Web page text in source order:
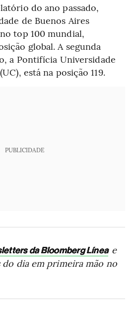
do ano passado,
de Buenos Aires
top 100 mundial,
global. A segunda
a Pontifícia Universidade
está na posição 119.
PUBLICIDADE
da Bloomberg Línea e
do dia em primeira mão no